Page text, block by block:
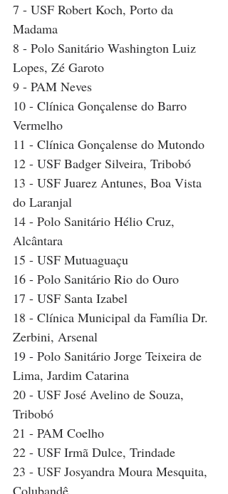
7 - USF Robert Koch, Porto da
Madama
8 - Polo Sanitário Washington Luiz
Lopes, Zé Garoto
9 - PAM Neves
10 - Clínica Gonçalense do Barro
Vermelho
11 - Clínica Gonçalense do Mutondo
12 - USF Badger Silveira, Tribobó
13 - USF Juarez Antunes, Boa Vista
do Laranjal
14 - Polo Sanitário Hélio Cruz,
Alcântara
15 - USF Mutuaguaçu
16 - Polo Sanitário Rio do Ouro
17 - USF Santa Izabel
18 - Clínica Municipal da Família Dr.
Zerbini, Arsenal
19 - Polo Sanitário Jorge Teixeira de
Lima, Jardim Catarina
20 - USF José Avelino de Souza,
Tribobó
21 - PAM Coelho
22 - USF Irmã Dulce, Trindade
23 - USF Josyandra Moura Mesquita,
Colubandê